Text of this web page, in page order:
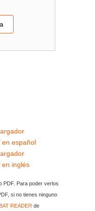
en español
en inglés
PDF. Para poder verlos
si no tienes ninguno
READER de